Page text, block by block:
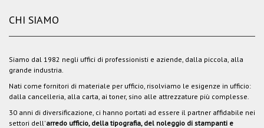
CHI SIAMO
Siamo dal 1982 negli uffici di professionisti e aziende, dalla piccola, alla
grande industria.
Nati come fornitori di materiale per ufficio, risolviamo le esigenze in ufficio:
dalla cancelleria, alla carta, ai toner, sino alle attrezzature più complesse.
30 anni di diversificazione, ci hanno portati ad essere il partner affidabile nei
settori dell'arredo ufficio, della tipografia, del noleggio di stampanti e